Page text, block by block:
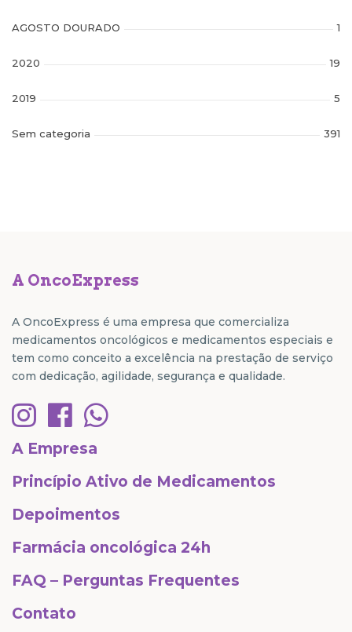
AGOSTO DOURADO 1
2020 19
2019 5
Sem categoria 391
A OncoExpress
A OncoExpress é uma empresa que comercializa
medicamentos oncológicos e medicamentos especiais e
tem como conceito a excelência na prestação de serviço
com dedicação, agilidade, segurança e qualidade.
A Empresa
Princípio Ativo de Medicamentos
Depoimentos
Farmácia oncológica 24h
FAQ – Perguntas Frequentes
Contato